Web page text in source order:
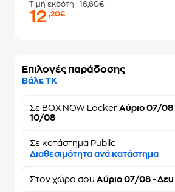
Τιμή εκδότη : 16,60€
12,20€
Επιλογές παράδοσης
Βάλε ΤΚ
Σε BOX NOW Locker Αύριο 07/08
10/08
Σε κατάστημα Public
Διαθεσιμότητα ανά κατάστημα
Στον χώρο σου Αύριο 07/08 -